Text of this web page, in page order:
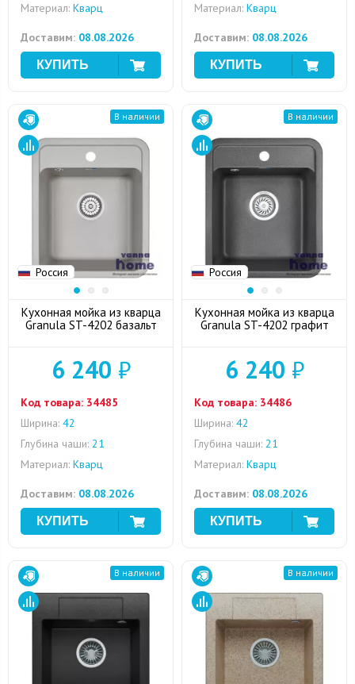
Материал: Кварц
Доставим: 08.08.2026
Материал: Кварц
Доставим: 08.08.2026
Россия
В наличии
Кухонная мойка из кварца
Granula ST-4202 базальт
6 240 ₽
Код товара: 34485
Ширина: 42
Глубина чаши: 21
Материал: Кварц
Доставим: 08.08.2026
Россия
В наличии
Кухонная мойка из кварца
Granula ST-4202 графит
6 240 ₽
Код товара: 34486
Ширина: 42
Глубина чаши: 21
Материал: Кварц
Доставим: 08.08.2026
В наличии В наличии